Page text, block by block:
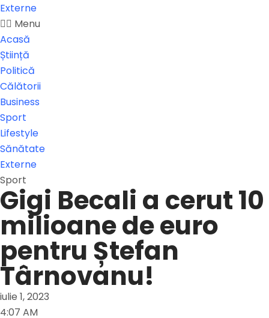
Externe
Menu
Acasă
Știință
Politică
Călătorii
Business
Sport
Lifestyle
Sănătate
Externe
Sport
Gigi Becali a cerut 10
milioane de euro
pentru Ștefan
Târnovanu!
iulie 1, 2023
4:07 AM